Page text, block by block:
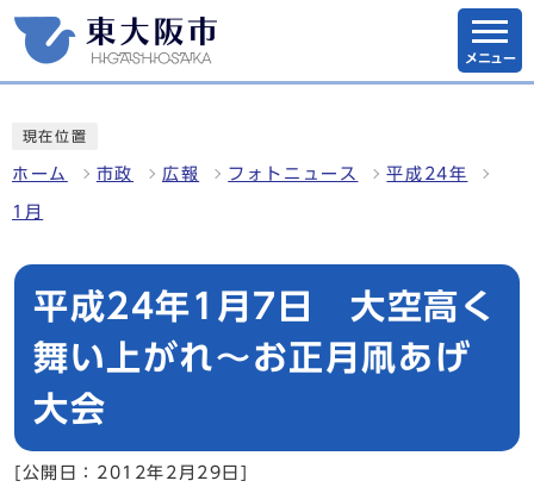
メニュー
現在位置
ホーム 市政 広報 フォトニュース 平成24年
1月
平成24年1月7日 大空高く
舞い上がれ～お正月凧あげ
大会
[公開日：2012年2月29日]